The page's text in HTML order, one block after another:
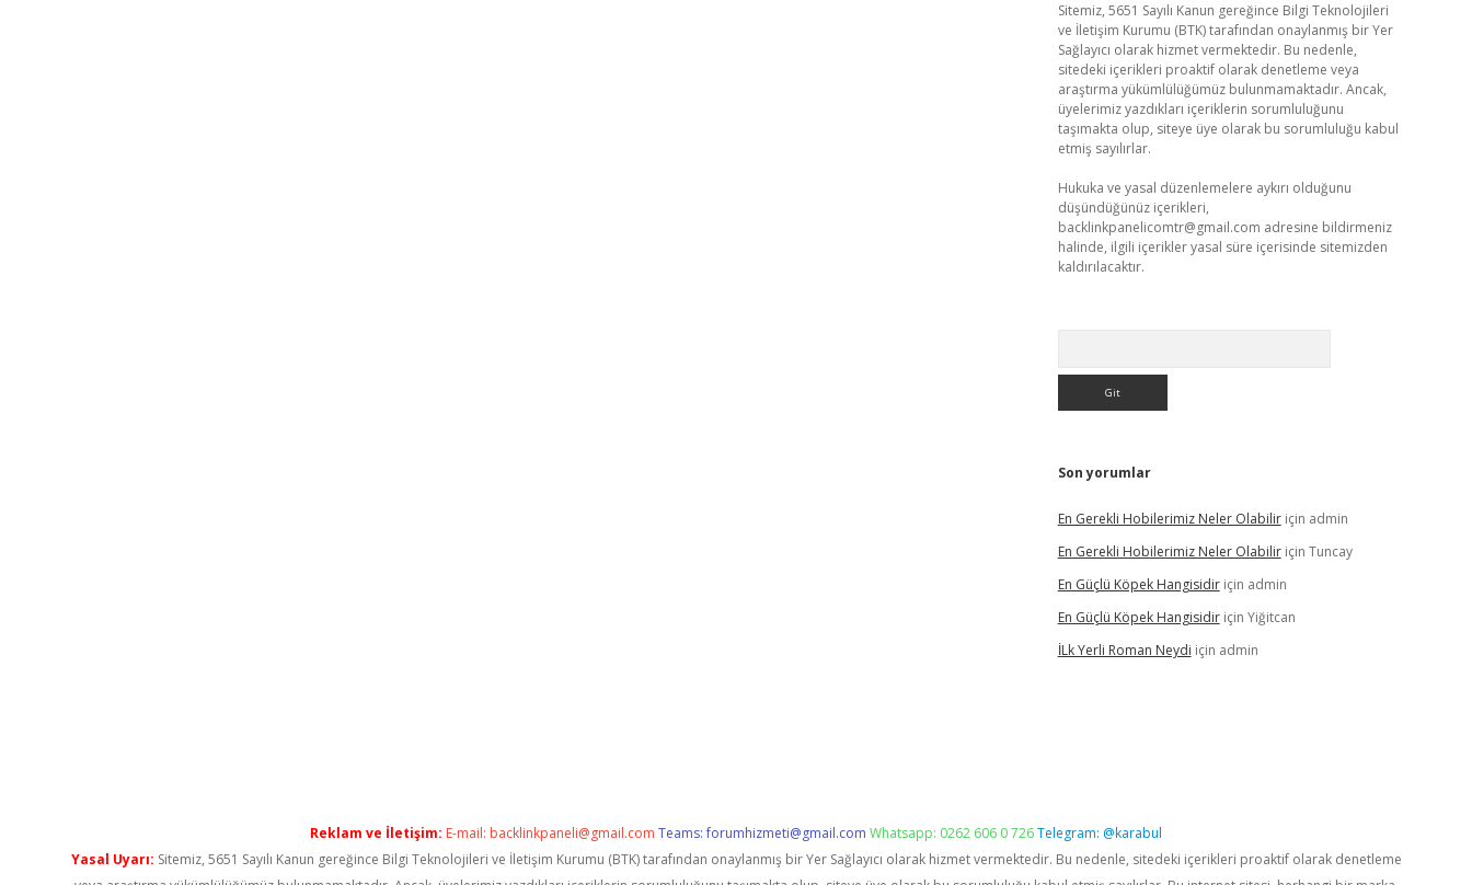
Sitemiz, 5651 Sayılı Kanun gereğince Bilgi Teknolojileri
ve İletişim Kurumu (BTK) tarafından onaylanmış bir Yer
Sağlayıcı olarak hizmet vermektedir. Bu nedenle,
sitedeki içerikleri proaktif olarak denetleme veya
araştırma yükümlülüğümüz bulunmamaktadır. Ancak,
üyelerimiz yazdıkları içeriklerin sorumluluğunu
taşımakta olup, siteye üye olarak bu sorumluluğu kabul
etmiş sayılırlar.
Hukuka ve yasal düzenlemelere aykırı olduğunu
düşündüğünüz içerikleri,
backlinkpanelicomtr@gmail.com adresine bildirmeniz
halinde, ilgili içerikler yasal süre içerisinde sitemizden
kaldırılacaktır.
Son yorumlar
En Gerekli Hobilerimiz Neler Olabiliriçin admin
En Gerekli Hobilerimiz Neler Olabiliriçin Tuncay
En Güçlü Köpek Hangisidiriçin admin
En Güçlü Köpek Hangisidiriçin Yiğitcan
İLk Yerli Roman Neydi için admin
Reklam ve İletişim: E-mail: backlinkpaneli@gmail.com Teams:forumhizmeti@gmail.com Whatsapp: 0262 606 0 726Telegram: @karabul
Yasal Uyarı: Sitemiz, 5651 Sayılı Kanun gereğince Bilgi Teknolojileri ve İletişim Kurumu (BTK) tarafından onaylanmış bir Yer Sağlayıcı olarak hizmet vermektedir. Bu nedenle, sitedeki içerikleri proaktif olarak denetleme